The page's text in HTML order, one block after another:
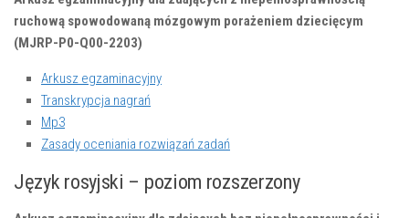
ruchową spowodowaną mózgowym porażeniem dziecięcym
(MJRP-P0-Q00-2203)
Arkusz egzaminacyjny
Transkrypcja nagrań
Mp3
Zasady oceniania rozwiązań zadań
Język rosyjski – poziom rozszerzony